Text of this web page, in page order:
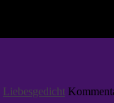
Liebesgedicht